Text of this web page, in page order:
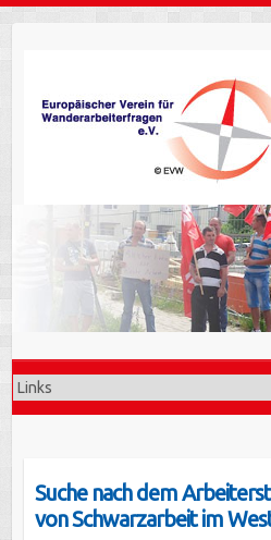
Suche nach dem
von Schwarzarbeit im